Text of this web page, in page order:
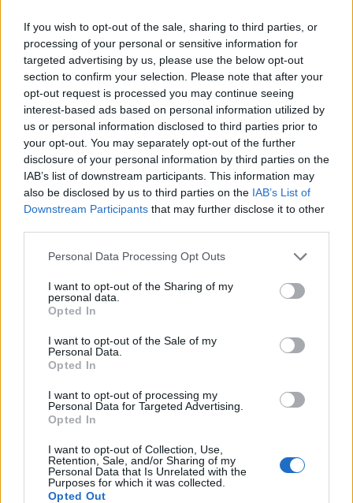
If you wish to opt-out of the sale, sharing to third parties, or
processing of your personal or sensitive information for
targeted advertising by us, please use the below opt-out
section to confirm your selection. Please note that after your
opt-out request is processed you may continue seeing
interest-based ads based on personal information utilized by
us or personal information disclosed to third parties prior to
your opt-out. You may separately opt-out of the further
disclosure of your personal information by third parties on the
IAB’s list of downstream participants. This information may
also be disclosed by us to third parties on the IAB’s List of
Downstream Participants that may further disclose it to other
Personal Data Processing Opt Outs
I want to opt-out of the Sharing of my
personal data.
Opted In
I want to opt-out of the Sale of my
Personal Data.
Opted In
I want to opt-out of processing my
Personal Data for Targeted Advertising.
Opted In
I want to opt-out of Collection, Use,
Retention, Sale, and/or Sharing of my
Personal Data that Is Unrelated with the
Purposes for which it was collected.
Opted Out